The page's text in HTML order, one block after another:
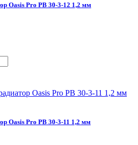
Oasis Pro PB 30-3-12 1,2 мм
Oasis Pro PB 30-3-11 1,2 мм